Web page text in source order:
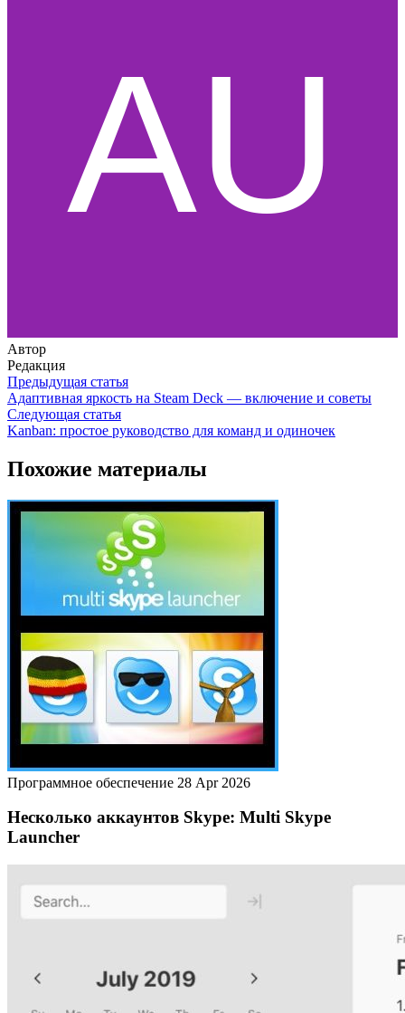
Автор
Редакция
Предыдущая статья
Адаптивная яркость на Steam Deck — включение и советы
Следующая статья
Kanban: простое руководство для команд и одиночек
Похожие материалы
Программное обеспечение 28 Apr 2026
Несколько аккаунтов Skype: Multi Skype
Launcher